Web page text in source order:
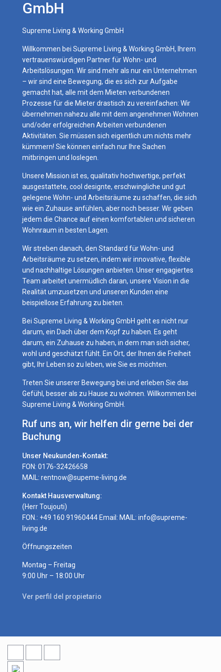
GmbH
Supreme Living & Working GmbH
Willkommen bei Supreme Living & Working GmbH, Ihrem
vertrauenswürdigen Partner für Wohn- und
Arbeitslösungen. Wir sind mehr als nur ein Unternehmen
– wir sind eine Bewegung, die es sich zur Aufgabe
gemacht hat, alle mit dem Mieten verbundenen
Prozesse für die Mieter drastisch zu vereinfachen: Wir
übernehmen nahezu alle mit dem angenehmen Wohnen
und/oder erfolgreichen Arbeiten verbundenen
Aktivitäten. Sie müssen sich eigentlich um nichts mehr
kümmern! Sie können einfach nur Ihre Sachen
mitbringen und loslegen.
Unsere Mission ist es, qualitativ hochwertige, perfekt
ausgestattete, cool designte, erschwingliche und gut
gelegene Wohn- und Arbeitsräume zu schaffen, die sich
wie ein Zuhause anfühlen, aber noch besser. Wir geben
jedem die Chance auf einen komfortablen und sicheren
Wohnraum in besten Lagen.
Wir streben danach, den Standard für Wohn- und
Arbeitsräume zu setzen, indem wir innovative, flexible
und nachhaltige Lösungen anbieten. Unser engagiertes
Team arbeitet unermüdlich daran, unsere Vision in die
Realität umzusetzen und unseren Kunden eine
beispiellose Erfahrung zu bieten.
Bei Supreme Living & Working GmbH geht es nicht nur
darum, ein Dach über dem Kopf zu haben. Es geht
darum, ein Zuhause zu haben, in dem man sich sicher,
wohl und geschätzt fühlt. Ein Ort, der Ihnen die Freiheit
gibt, Ihr Leben so zu leben, wie Sie es möchten.
Treten Sie unserer Bewegung bei und erleben Sie das
Gefühl, besser als zu Hause zu wohnen. Willkommen bei
Supreme Living & Working GmbH.
Ruf uns an, wir helfen dir gerne bei der
Buchung
Unser Neukunden-Kontakt:
FON: 0176-32426658
MAIL: rentnow@supeme-living.de
Kontakt Hausverwaltung:
(Herr Toujouti)
FON.: +49 160 91960444 Email: MAIL:info@supreme-
living.de
Öffnungszeiten
Montag – Freitag
9:00 Uhr – 18:00 Uhr
Ver perfil del propietario